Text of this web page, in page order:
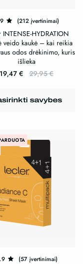
(212 įvertinimai)
INTENSE-HYDRATION
veido kaukė – kai reikia
odos drėkinimo, kuris
išlieka
19,47 € 29,95€
savybes
(57 įvertinimai)